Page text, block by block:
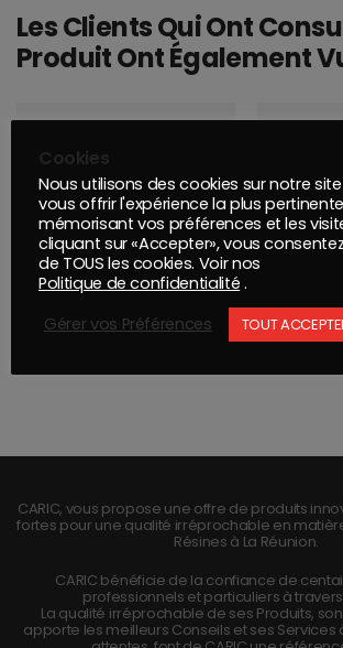
Les Clients Qui Ont
Produit Ont Également
CARIC, vous propose une offre de produits
fortes pour une qualité irréprochable en
Résines à La Réunion.
CARIC bénéficie de la confiance de
professionnels et particuliers à
La qualité irréprochable de ses Produits,
apporte les meilleurs Conseils et ses Services
Cookies
Nous utilisons des cookies sur notre
vous offrir l'expérience la plus
mémorisant vos préférences et les
cliquant sur «Accepter», vous
de TOUS les cookies. Voir nos
Politique de confidentialité .
Gérer vos Préférences
TOUT